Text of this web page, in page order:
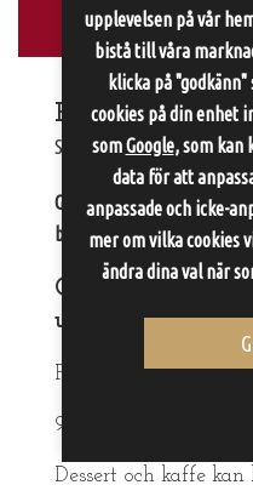
Har ni med er
Se våra barnpriserhär
Gör då bokningen per
beställning.
Önskar ni
utan
Pris skaldjursplatå:
995 kr per person.
Dessert och kaffe
upplevelsen på vår
bistå till våra
klicka på
cookies på din enhet
somGoogle, som kan
data för att
anpassade och icke-
mer om vilka cookies
ändra dina val när